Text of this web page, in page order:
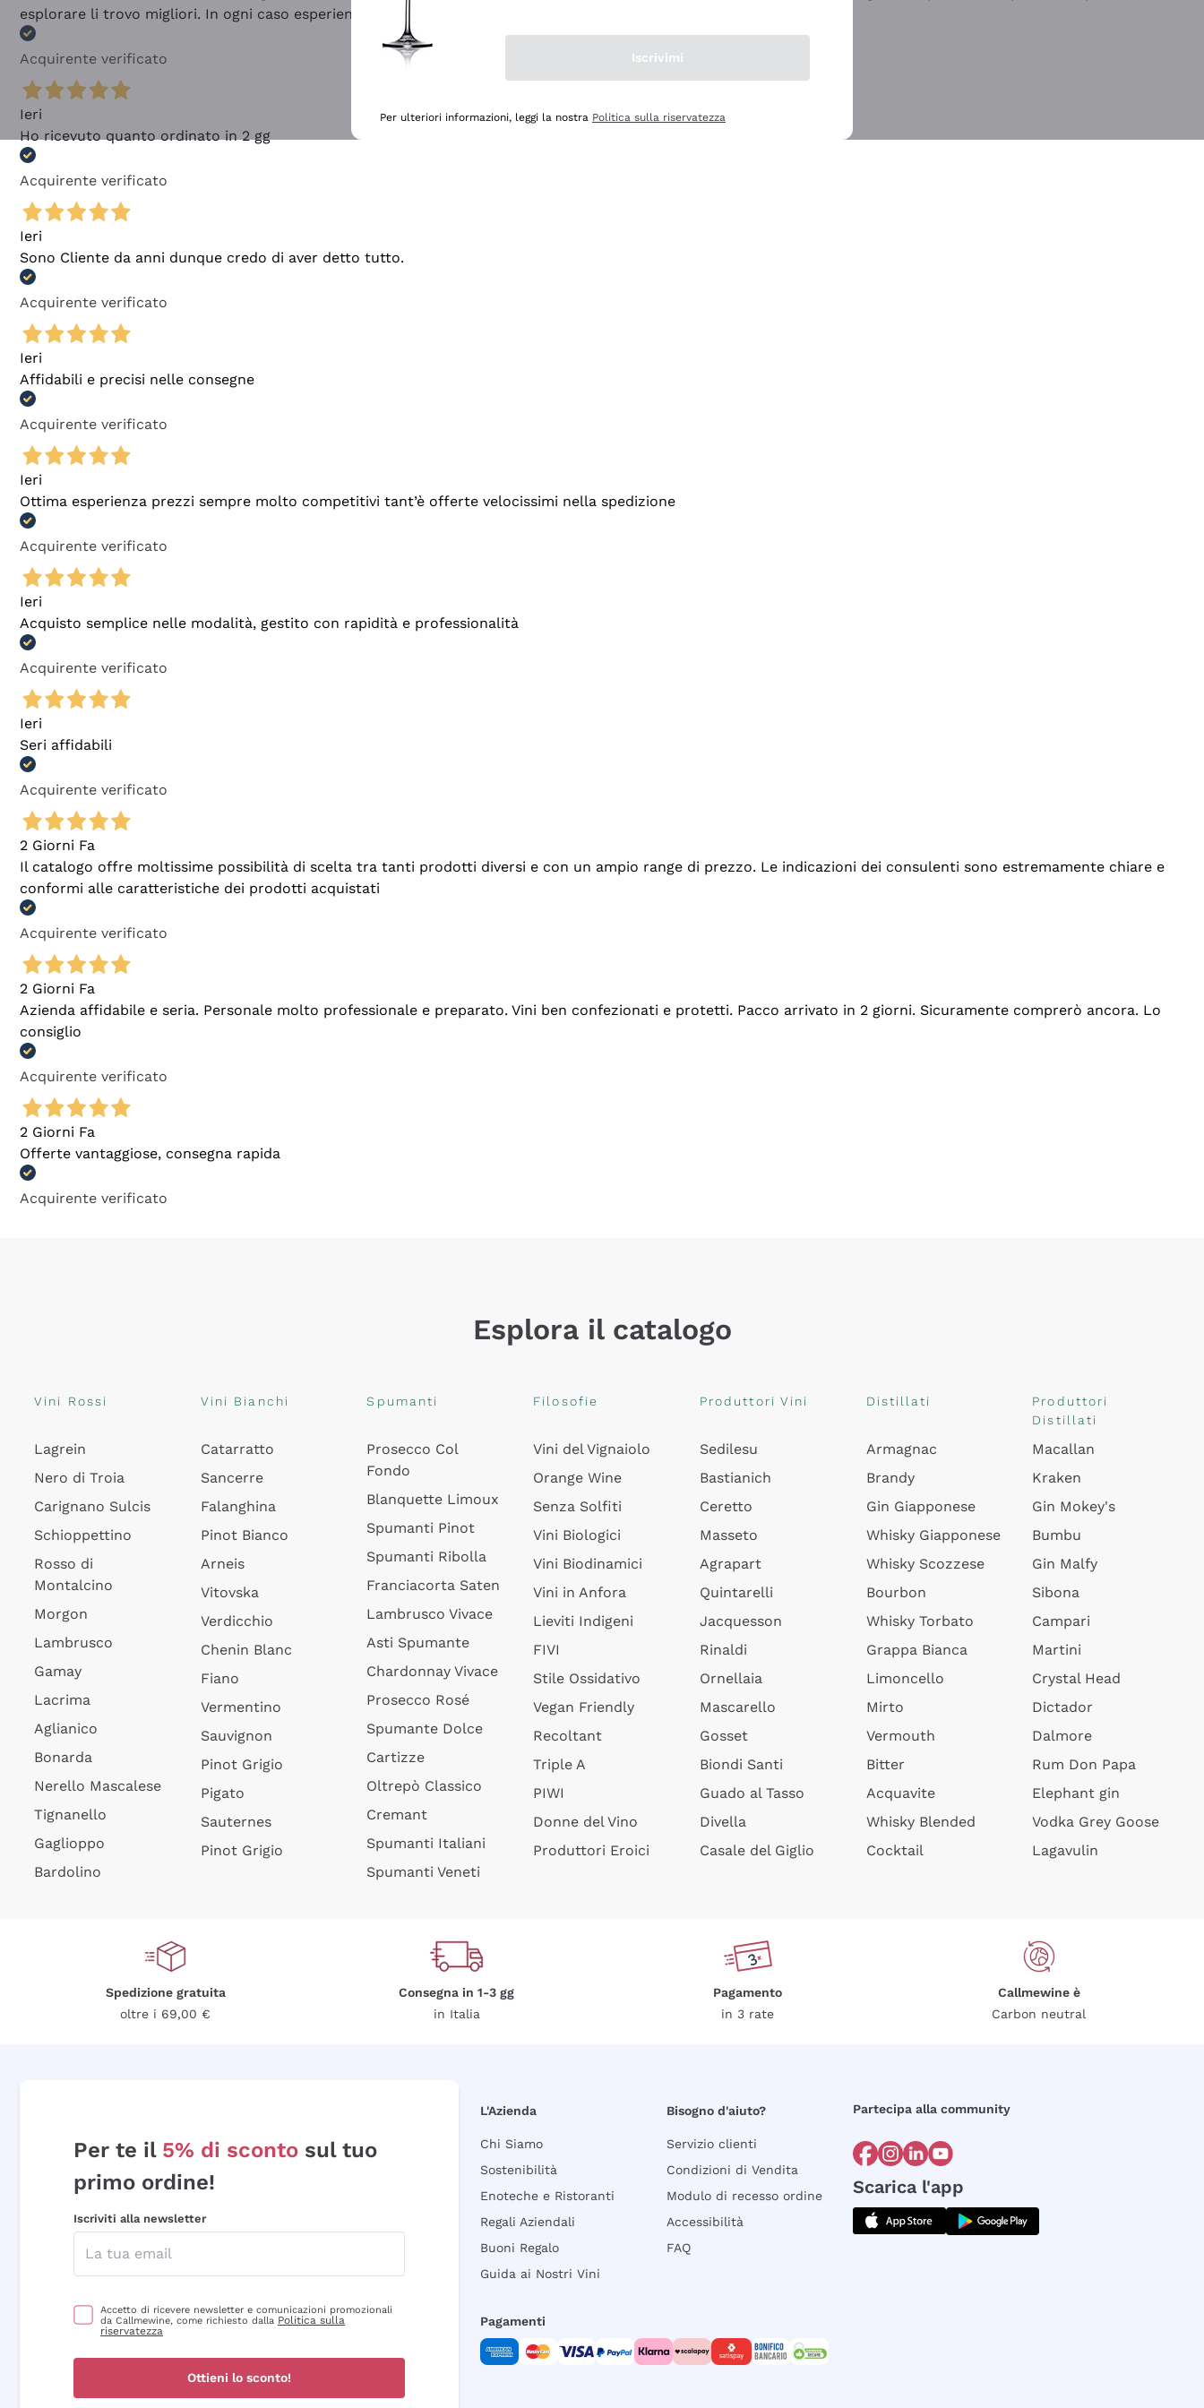
esplorare li trovo migliori. In ogni caso esperienza buona e lo consiglio! 👍
Acquirente verificato
Ieri
Ho ricevuto quanto ordinato in 2 gg
Acquirente verificato
Ieri
Sono Cliente da anni dunque credo di aver detto tutto.
Acquirente verificato
Ieri
Affidabili e precisi nelle consegne
Acquirente verificato
Ieri
Ottima esperienza prezzi sempre molto competitivi tant’è offerte velocissimi nella spedizione
Acquirente verificato
Ieri
Acquisto semplice nelle modalità, gestito con rapidità e professionalità
Acquirente verificato
Ieri
Seri affidabili
Acquirente verificato
2 Giorni Fa
Il catalogo offre moltissime possibilità di scelta tra tanti prodotti diversi e con un ampio range di prezzo. Le indicazioni dei consulenti sono estremamente chiare e
conformi alle caratteristiche dei prodotti acquistati
Acquirente verificato
2 Giorni Fa
Azienda affidabile e seria. Personale molto professionale e preparato. Vini ben confezionati e protetti. Pacco arrivato in 2 giorni. Sicuramente comprerò ancora. Lo
consiglio
Acquirente verificato
2 Giorni Fa
Offerte vantaggiose, consegna rapida
Acquirente verificato
Esplora il catalogo
Vini Rossi
Lagrein
Nero di Troia
Carignano Sulcis
Schioppettino
Rosso di
Montalcino
Morgon
Lambrusco
Gamay
Lacrima
Aglianico
Bonarda
Nerello Mascalese
Tignanello
Gaglioppo
Bardolino
Vini Bianchi
Catarratto
Sancerre
Falanghina
Pinot Bianco
Arneis
Vitovska
Verdicchio
Chenin Blanc
Fiano
Vermentino
Sauvignon
Pinot Grigio
Pigato
Sauternes
Pinot Grigio
Spumanti
Prosecco Col
Fondo
Blanquette Limoux
Spumanti Pinot
Spumanti Ribolla
Franciacorta Saten
Lambrusco Vivace
Asti Spumante
Chardonnay Vivace
Prosecco Rosé
Spumante Dolce
Cartizze
Oltrepò Classico
Cremant
Spumanti Italiani
Spumanti Veneti
Filosofie
Vini del Vignaiolo
Orange Wine
Senza Solfiti
Vini Biologici
Vini Biodinamici
Vini in Anfora
Lieviti Indigeni
FIVI
Stile Ossidativo
Vegan Friendly
Recoltant
Triple A
PIWI
Donne del Vino
Produttori Eroici
Produttori Vini
Sedilesu
Bastianich
Ceretto
Masseto
Agrapart
Quintarelli
Jacquesson
Rinaldi
Ornellaia
Mascarello
Gosset
Biondi Santi
Guado al Tasso
Divella
Casale del Giglio
Distillati
Armagnac
Brandy
Gin Giapponese
Whisky Giapponese
Whisky Scozzese
Bourbon
Whisky Torbato
Grappa Bianca
Limoncello
Mirto
Vermouth
Bitter
Acquavite
Whisky Blended
Cocktail
Produttori
Distillati
Macallan
Kraken
Gin Mokey's
Bumbu
Gin Malfy
Sibona
Campari
Martini
Crystal Head
Dictador
Dalmore
Rum Don Papa
Elephant gin
Vodka Grey Goose
Lagavulin
Spedizione gratuita
oltre i 69,00 €
Consegna in 1-3 gg
in Italia
Pagamento
in 3 rate
Callmewine è
Carbon neutral
Per te il 5% di sconto sul tuo
primo ordine!
Iscriviti alla newsletter
Accetto di ricevere newsletter e comunicazioni promozionali
da Callmewine, come richiesto dalla Politica sulla
riservatezza
Ottieni lo sconto!
L'Azienda
Chi Siamo
Sostenibilità
Enoteche e Ristoranti
Regali Aziendali
Buoni Regalo
Guida ai Nostri Vini
Bisogno d'aiuto?
Servizio clienti
Condizioni di Vendita
Modulo di recesso ordine
Accessibilità
FAQ
Partecipa alla community
Scarica l'app
Pagamenti
Iscrivimi
Per ulteriori informazioni, leggi la nostra Politica sulla riservatezza